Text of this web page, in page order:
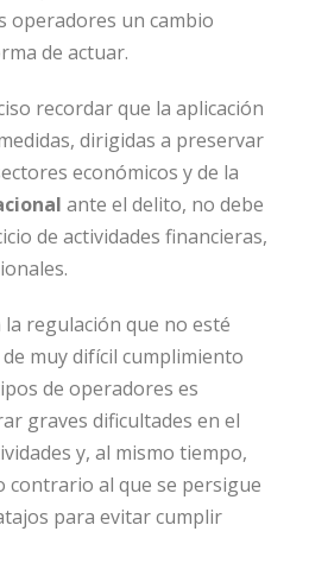
operadores un cambio
de actuar.
recordar que la aplicación
dirigidas a preservar
económicos y de la
ante el delito, no debe
de actividades financieras,
regulación que no esté
muy difícil cumplimiento
de operadores es
graves dificultades en el
y, al mismo tiempo,
contrario al que se persigue
para evitar cumplir